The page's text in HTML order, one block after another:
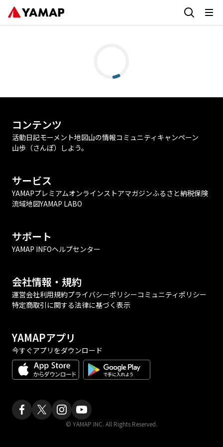
コンテンツ
活動日記モーメント地図山の情報コミュニティ キャンペーン
山歩（さんぽ）しよう。
サービス
YAMAPプレミアムオンラインストアマガジンふるさと納税保険
流域地図YAMAP LABO
サポート
YAMAP INFOヘルプセンター
会社情報・規約
運営会社利用規約プライバシーポリシーコミュニティポリシー
特定商取引に関する法律に基づく表示
YAMAPアプリ
今すぐアプリをダウンロード
© YAMAP INC. All Rights Reserved.